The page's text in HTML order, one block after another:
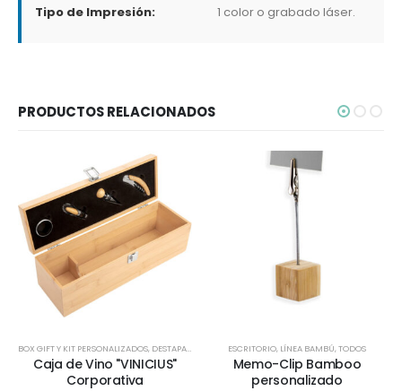
Tipo de Impresión: 1 color o grabado láser.
PRODUCTOS RELACIONADOS
BOX GIFT Y KIT PERSONALIZADOS, DESTAPADORES Y DESCORCHADORES , ECOLÓGICOS Y
Caja de Vino "VINICIUS"
Corporativa
ESCRITORIO, LÍNEA BAMBÚ,TODOS
Memo-Clip Bamboo
personalizado